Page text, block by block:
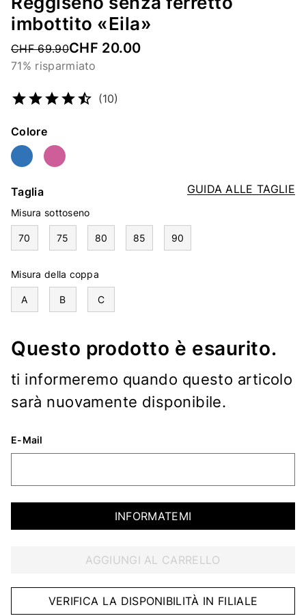
imbottito «Eila»
Price reduced from
CHF 69.90CHF 20.00
71% risparmiato
(10)
Colore
GUIDA ALLE TAGLIE
Taglia
Misura sottoseno
70 75 80 85 90
Misura della coppa
A B C
Questo prodotto è esaurito.
ti informeremo quando questo articolo
sarà nuovamente disponibile.
E-Mail
INFORMATEMI
AGGIUNGI AL CARRELLO
VERIFICA LA DISPONIBILITÀ IN FILIALE